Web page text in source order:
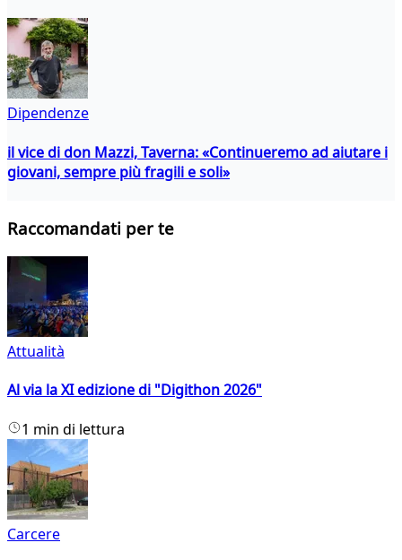
Dipendenze
il vice di don Mazzi, Taverna: «Continueremo ad aiutare i
giovani, sempre più fragili e soli»
Raccomandati per te
Attualità
Al via la XI edizione di "Digithon 2026"
1 min di lettura
Carcere